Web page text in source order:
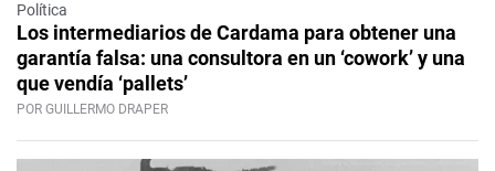
Política
Los intermediarios de Cardama para obtener una
garantía falsa: una consultora en un ‘cowork’ y una
que vendía ‘pallets’
POR GUILLERMO DRAPER